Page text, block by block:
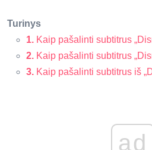
Turinys
1. Kaip pašalinti subtitrus
2. Kaip pašalinti subtitrus
3. Kaip pašalinti subtitrus iš
ad